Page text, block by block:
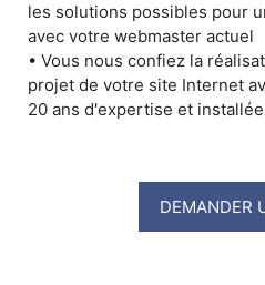
les solutions possibles pour
avec votre webmaster actuel
• Vous nous confiez la
projet de votre site Internet
20 ans d'expertise et
DEMANDER